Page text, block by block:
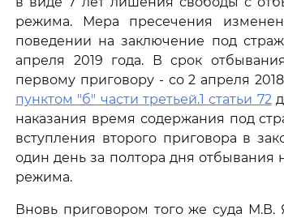
режима. Мера пресечения
поведении на заключение под
апреля 2019 года. В срок
первому приговору - со 2 апреля
пунктом "б" части третьей.1 статьи 72
наказания время содержания под
вступления второго приговора в
один день за полтора дня отбывания
режима.
Вновь приговором того же суда М.В.